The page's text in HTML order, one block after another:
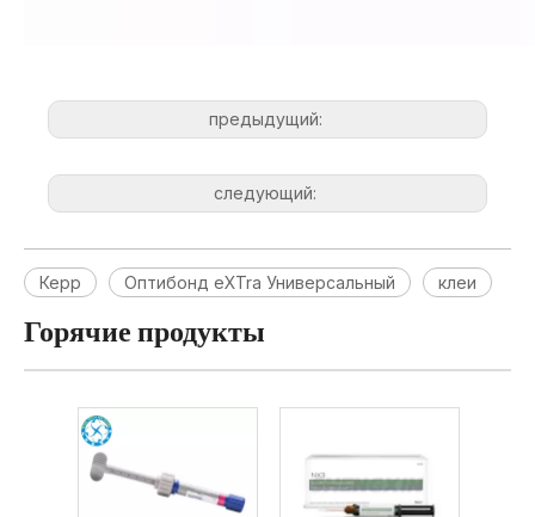
предыдущий:
следующий:
Керр Оптибонд eXTra Универсальный клеи
Горячие продукты